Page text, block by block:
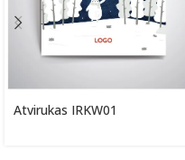
Atvirukas IRKW01